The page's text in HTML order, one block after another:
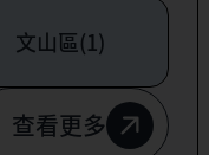
文山區(1)
查看更多